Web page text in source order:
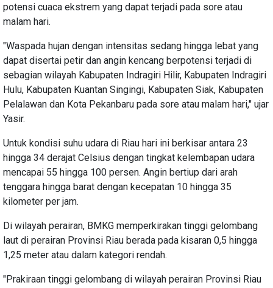
potensi cuaca ekstrem yang dapat terjadi pada sore atau
malam hari.
"Waspada hujan dengan intensitas sedang hingga lebat yang
dapat disertai petir dan angin kencang berpotensi terjadi di
sebagian wilayah Kabupaten Indragiri Hilir, Kabupaten Indragiri
Hulu, Kabupaten Kuantan Singingi, Kabupaten Siak, Kabupaten
Pelalawan dan Kota Pekanbaru pada sore atau malam hari," ujar
Yasir.
Untuk kondisi suhu udara di Riau hari ini berkisar antara 23
hingga 34 derajat Celsius dengan tingkat kelembapan udara
mencapai 55 hingga 100 persen. Angin bertiup dari arah
tenggara hingga barat dengan kecepatan 10 hingga 35
kilometer per jam.
Di wilayah perairan, BMKG memperkirakan tinggi gelombang
laut di perairan Provinsi Riau berada pada kisaran 0,5 hingga
1,25 meter atau dalam kategori rendah.
"Prakiraan tinggi gelombang di wilayah perairan Provinsi Riau